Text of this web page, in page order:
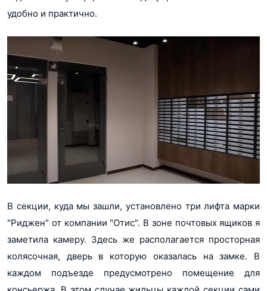
удобно и практично.
В секции, куда мы зашли, установлено три лифта марки
"Риджен" от компании "Отис". В зоне почтовых ящиков я
заметила камеру. Здесь же располагается просторная
колясочная, дверь в которую оказалась на замке. В
каждом подъезде предусмотрено помещение для